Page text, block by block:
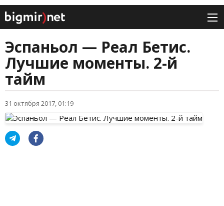
Эспаньол — Реал Бетис.
Лучшие моменты. 2-й
тайм
31 октября 2017, 01:19